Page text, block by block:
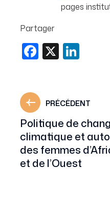
pages
Partager
Facebook
X
PRÉCÉDENT
Politique de
climatique et
des femmes
et de l’Ouest